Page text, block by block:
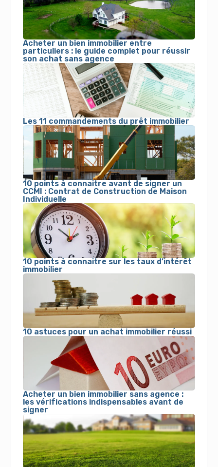
Acheter un bien immobilier entre
particuliers : le guide complet pour réussir
son achat sans agence
Les 11 commandements du prêt immobilier
10 points à connaitre avant de signer un
CCMI : Contrat de Construction de Maison
Individuelle
10 points à connaitre sur les taux d’intérêt
immobilier
10 astuces pour un achat immobilier réussi
Acheter un bien immobilier sans agence :
les vérifications indispensables avant de
signer